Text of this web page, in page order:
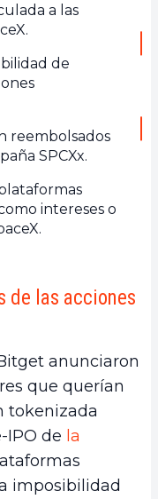
a las
de
reembolsados
SPCXx.
intereses o
de las acciones
anunciaron
que querían
tokenizada
IPO de la
imposibilidad